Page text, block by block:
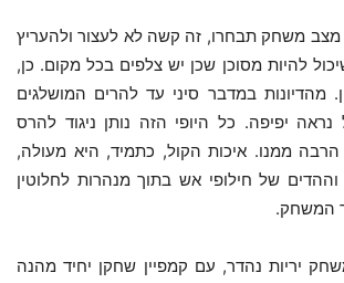
משחק תבחרו, זה קשה לא לעצור ולהעריץ
להיות מסוכן שכן יש צלפים בכל מקום. כן,
מהדיונות במדבר סיני עד להרים המושלגים
נראה יפיפה. כל היופי הזה נותן ניגוד להרס
ממנו. איכות הקול, כתמיד, היא מעולה,
וההדים של חילופי אש בתוך מנהרות לחלוטין
המשחק.
1 הוא משחק יריות נהדר, עם קמפיין שחקן יחיד מהנה